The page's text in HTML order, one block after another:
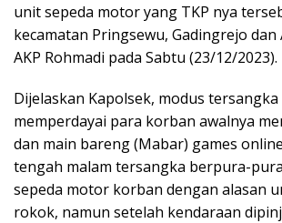
unit sepeda motor yang TKP nya
kecamatan Pringsewu, Gadingrejo dan
AKP Rohmadi pada Sabtu (23/12/2023).
Dijelaskan Kapolsek, modus tersangka
memperdayai para korban awalnya
dan main bareng (Mabar) games
tengah malam tersangka berpura-
sepeda motor korban dengan alasan
rokok, namun setelah kendaraan